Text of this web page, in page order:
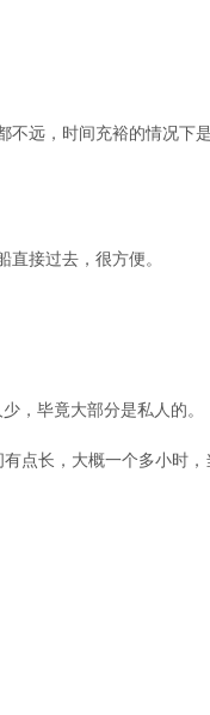
远，时间充裕的情况下
接过去，很方便。
，毕竟大部分是私人的。
点长，大概一个多小时，